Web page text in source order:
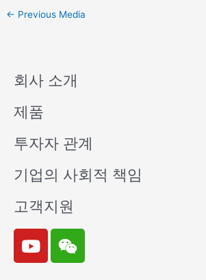
← Previous Media
회사 소개
제품
투자자 관계
기업의 사회적 책임
고객지원
Y
o
W
e